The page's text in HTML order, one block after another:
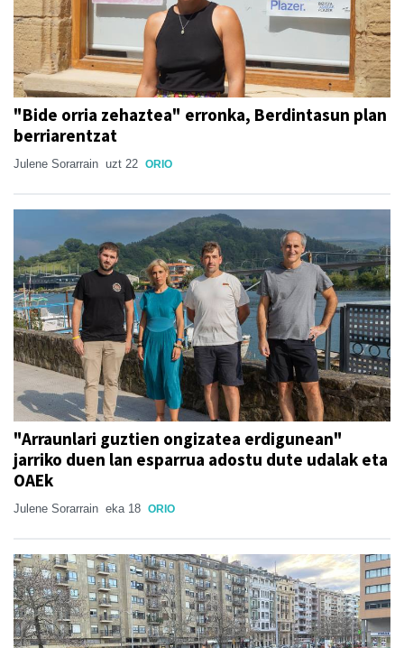
"Bide orria zehaztea" erronka, Berdintasun plan
berriarentzat
Julene Sorarrain uzt 22 ORIO
"Arraunlari guztien ongizatea erdigunean"
jarriko duen lan esparrua adostu dute udalak eta
OAEk
Julene Sorarrain eka 18 ORIO